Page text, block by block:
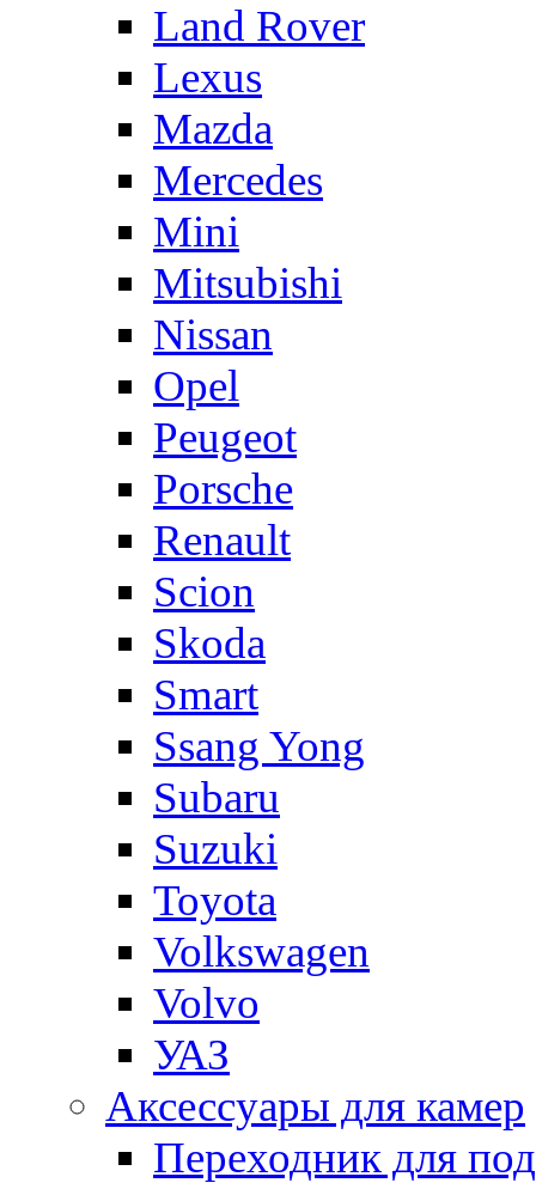
Land Rover
Lexus
Mazda
Mercedes
Mini
Mitsubishi
Nissan
Opel
Peugeot
Porsche
Renault
Scion
Skoda
Smart
Ssang Yong
Subaru
Suzuki
Toyota
Volkswagen
Volvo
УАЗ
Аксессуары для камер
Переходник для